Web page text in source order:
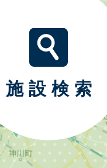
施設検索